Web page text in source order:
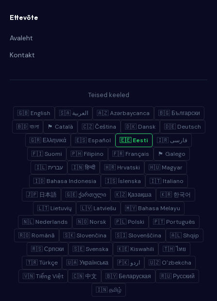
Ettevõte
Avaleht
Kontakt
Teised keeled
🇬🇧 English 🇸🇦 العربية 🇦🇿 Azərbaycanca
🇧🇬 Български
🇧🇩 বাংলা
🏴 Català 🇨🇿 Čeština 🇩🇰 Dansk
🇩🇪 Deutsch
🇬🇷 Ελληνικά
🇪🇸 Español 🇪🇪 Eesti
🇮🇷 فارسی
🇫🇮 Suomi
🇵🇭 Filipino 🇫🇷 Français
🏴 Galego
🇮🇱 עברית
🇮🇳 हिन्दी 🇭🇷 Hrvatski
🇭🇺 Magyar
🇮🇩 Bahasa Indonesia
🇮🇸 Íslenska
🇮🇹 Italiano
🇯🇵 日本語
🇬🇪 ქართული 🇰🇿 Қазақша
🇰🇷 한국어
🇱🇹 Lietuvių
🇱🇻 Latviešu
🇲🇾 Bahasa Melayu
🇳🇱 Nederlands
🇳🇴 Norsk 🇵🇱 Polski
🇵🇹 Português
🇷🇴 Română
🇸🇰 Slovenčina 🇸🇮 Slovenščina
🇦🇱 Shqip
🇷🇸 Српски
🇸🇪 Svenska 🇰🇪 Kiswahili
🇹🇭 ไทย
🇹🇷 Türkçe
🇺🇦 Українська 🇵🇰 اردو
🇺🇿 Oʻzbekcha
🇻🇳 Tiếng Việt
🇨🇳 中文 🇧🇾 Беларуская
🇷🇺 Русский
🇮🇳 தமிழ்